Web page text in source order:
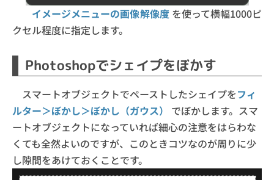
イメージメニューの画像解像度を使って横幅1000ピ
クセル程度に指定します。
Photoshopでシェイプをぼかす
スマートオブジェクトでペーストしたシェイプをフィ
ルター＞ぼかし＞ぼかし（ガウス）
でぼかします。スマ
ートオブジェクトになっていれば細心の注意をはらわな
くても全然よいのですが、このときコツなのが周りに少
し隙間をあけておくことです。